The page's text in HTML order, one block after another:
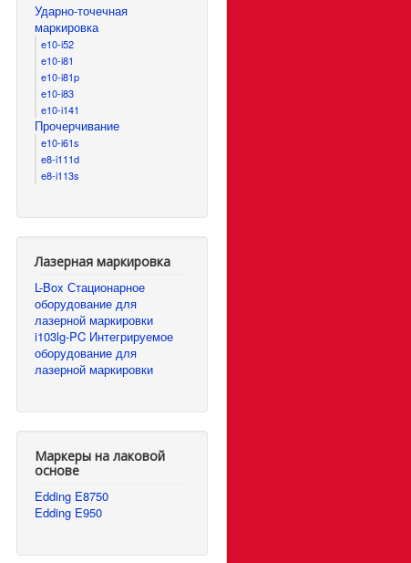
Ударно-точечная
маркировка
e10-i52
e10-i81
e10-i81p
e10-i83
e10-i141
Прочерчивание
e10-i61s
e8-i111d
e8-i113s
Лазерная маркировка
L-Box Стационарное
оборудование для
лазерной маркировки
i103lg-PC Интегрируемое
оборудование для
лазерной маркировки
Маркеры на лаковой
основе
Edding E8750
Edding E950